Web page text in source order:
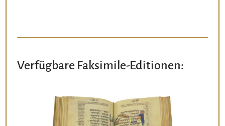
Verfügbare Faksimile-Editionen: